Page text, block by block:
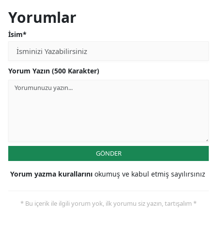
Yorumlar
İsim*
Yorum Yazın (500 Karakter)
GÖNDER
Yorum yazma kurallarını okumuş ve kabul etmiş sayılırsınız
* Bu içerik ile ilgili yorum yok, ilk yorumu siz yazın, tartışalım *